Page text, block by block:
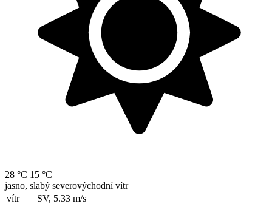
28 °C 15 °C
jasno, slabý severovýchodní vítr
vítr
SV, 5.33 m/s